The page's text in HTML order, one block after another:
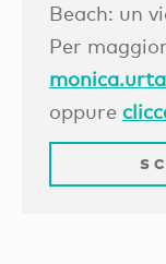
Beach: un
Per
oppure